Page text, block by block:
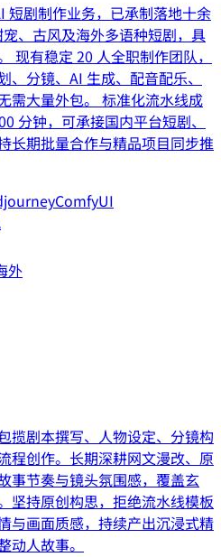
短剧制作业务，已承制落地十余
、古风及海外多语种短剧，具
现有稳定 20 人全职制作团队，
分镜、AI 生成、配音配乐、
需大量外包。 标准化流水线成
分钟，可承接国内平台短剧、
长期批量合作与精品项目同步推
ComfyUI
外
揽剧本撰写、人物设定、分镜构
程创作。长期深耕网文漫改、原
事节奏与镜头氛围感，覆盖玄
坚持原创构思，拒绝流水线模板
与画面质感，持续产出沉浸式精
动人故事。